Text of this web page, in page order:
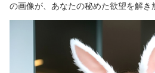
の画像が、あなたの秘めた欲望を解き